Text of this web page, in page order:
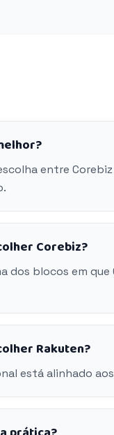
entre
Corebiz?
dos blocos em
Rakuten?
está alinhado